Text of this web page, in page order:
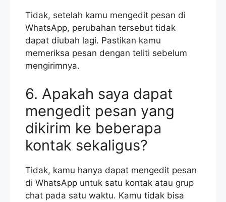
Tidak, setelah kamu mengedit pesan di
WhatsApp, perubahan tersebut tidak
dapat diubah lagi. Pastikan kamu
memeriksa pesan dengan teliti sebelum
mengirimnya.
6. Apakah saya dapat
mengedit pesan yang
dikirim ke beberapa
kontak sekaligus?
Tidak, kamu hanya dapat mengedit pesan
di WhatsApp untuk satu kontak atau grup
chat pada satu waktu. Kamu tidak bisa